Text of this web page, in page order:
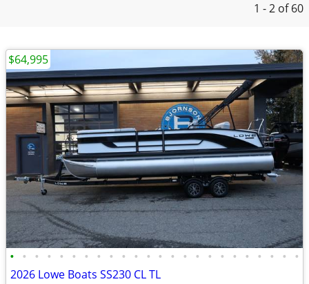
1 - 2 of 60
• • • • • • • • • • • • • • • • • • • • • • • •
2026 Lowe Boats SS230 CL TL
$64,995